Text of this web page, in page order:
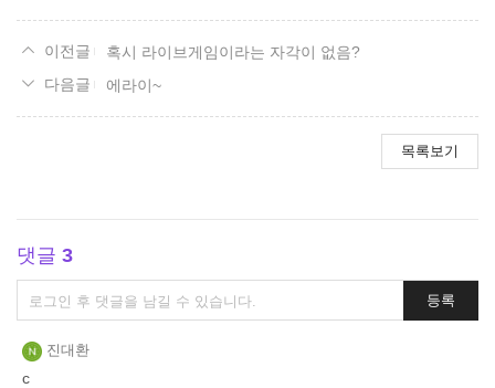
혹시 라이브게임이라는 자각이 없음?
에라이~
목록보기
댓글 3
댓
글
쓰
기
등록
진대환
c